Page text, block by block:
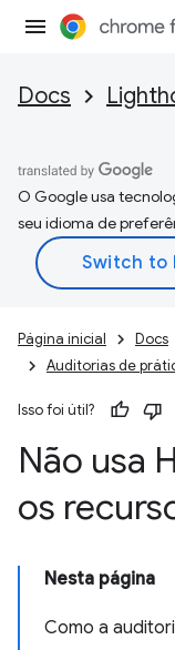
Docs
O Google usa
seu idioma de
Página inicial Docs
Auditorias de
Isso foi útil?
Não usa
os
Nesta página
Como a